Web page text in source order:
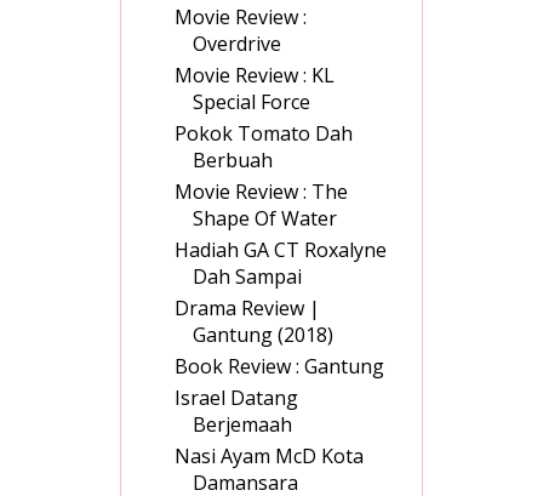
Movie Review :
Overdrive
Movie Review : KL
Special Force
Pokok Tomato Dah
Berbuah
Movie Review : The
Shape Of Water
Hadiah GA CT Roxalyne
Dah Sampai
Drama Review |
Gantung (2018)
Book Review : Gantung
Israel Datang
Berjemaah
Nasi Ayam McD Kota
Damansara